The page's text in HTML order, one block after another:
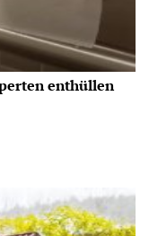
enthüllen